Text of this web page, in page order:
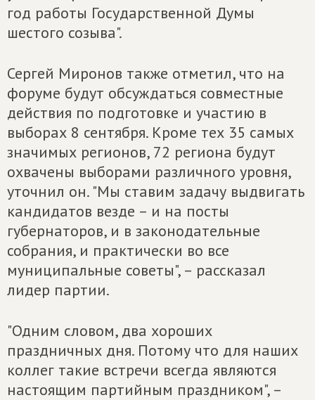
год работы Государственной Думы
шестого созыва".
Сергей Миронов также отметил, что на
форуме будут обсуждаться совместные
действия по подготовке и участию в
выборах 8 сентября. Кроме тех 35 самых
значимых регионов, 72 региона будут
охвачены выборами различного уровня,
уточнил он. "Мы ставим задачу выдвигать
кандидатов везде – и на посты
губернаторов, и в законодательные
собрания, и практически во все
муниципальные советы", – рассказал
лидер партии.
"Одним словом, два хороших
праздничных дня. Потому что для наших
коллег такие встречи всегда являются
настоящим партийным праздником", –